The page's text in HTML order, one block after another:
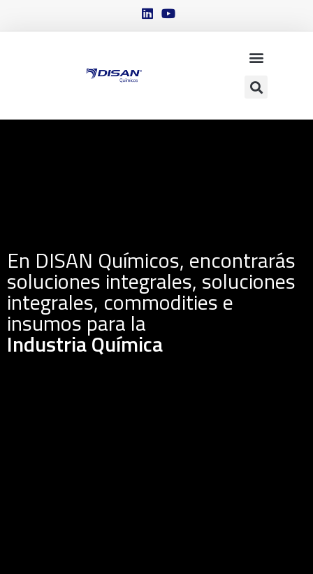
En DISAN Químicos, encontrarás
soluciones integrales, soluciones
integrales, commodities e
insumos para la
Industria Química